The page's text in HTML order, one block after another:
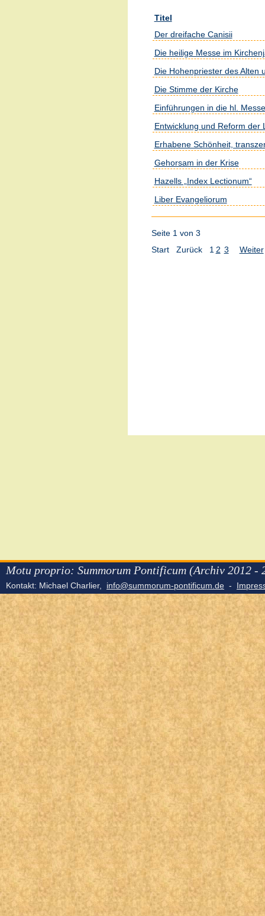
Titel
Der dreifache Canisii
Die heilige Messe im
Die Hohenpriester des Alten
Die Stimme der Kirche
Einführungen in die hl. Messe
Entwicklung und Reform der
Erhabene Schönheit,
Gehorsam in der Krise
Hazells „Index Lectionum“
Liber Evangeliorum
Seite 1 von 3
Start
Zurück 1 2 3 Weiter
Motu proprio: Summorum Pontificum (Archiv 2012 -
Kontakt: Michael Charlier, info@summorum-pontificum.de -